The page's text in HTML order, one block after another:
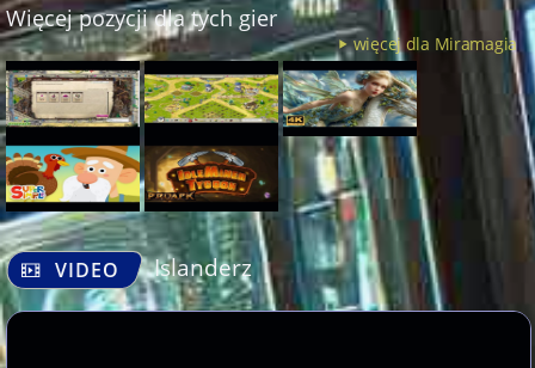
Więcej pozycji dla tych gier
więcej dla Miramagia
VIDEO Islanderz